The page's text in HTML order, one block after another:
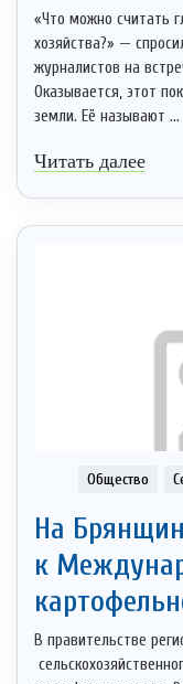
«Что можно считать
хозяйства?» —
журналистов на
Оказывается, этот
земли. Её называют ...
Читать далее
Общество
На
к
В правительстве